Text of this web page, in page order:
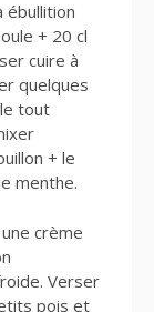
ébullition
+ 20 cl
cuire à
quelques
tout
+ le
menthe.
crème
Verser
pois et